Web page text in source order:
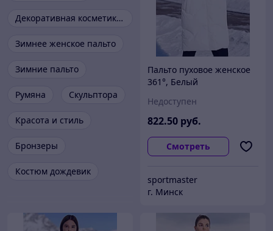
Декоративная косметика для лица
Зимнее женское пальто
Зимние пальто
Румяна Скульптора
Красота и стиль
Бронзеры
Костюм дождевик
Пальто пуховое женское
361°, Белый
Недоступен
822.50 руб.
Смотреть
sportmaster
г. Минск